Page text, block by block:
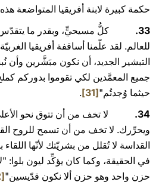
حكمة كبيرة لابنة أفريقيا المتواضعة
33.
كلُّ مسيحيٍّ، وبقدر ما
للعالم. لقد علّمنا أساقفة أفريقيا
التبشير الجديد، أن نكون مبَشَّرين وأن
جميع المعمَّدين لكي تقوموا بدوركم
حيثما وُجدتُم"[31]
.
34.
لا تخف من أن تتوق نحو
ويحرِّرك. لا تخف من أن تسمح للروح
القداسة لا تُقلل من بشريّتك لأنّها
في الحقيقة، وكما كان يؤكِّد ليون بلوا:
حزن واحد وهو حزن ألا نكون قدّيسين"[32]